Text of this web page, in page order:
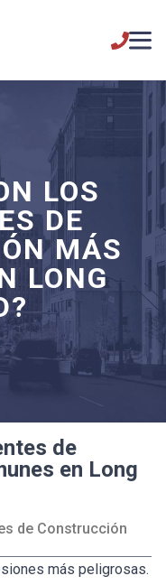
LOS
DE
MÁS
LONG
de
en Long
de Construcción
más peligrosas.